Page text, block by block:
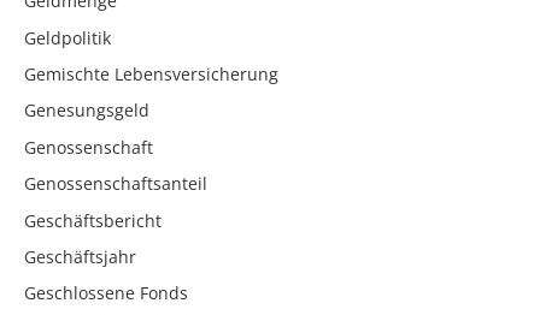
Geldpolitik
Gemischte Lebensversicherung
Genesungsgeld
Genossenschaft
Genossenschaftsanteil
Geschäftsbericht
Geschäftsjahr
Geschlossene Fonds